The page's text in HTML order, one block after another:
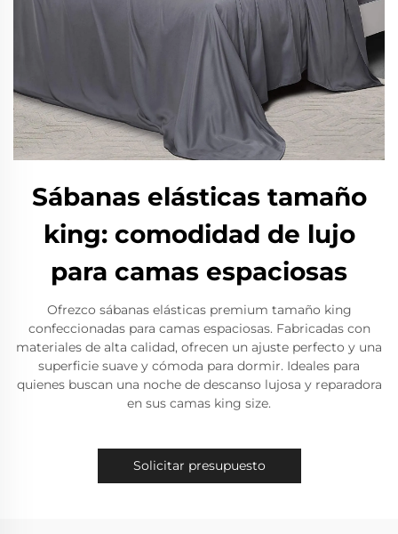
Sábanas elásticas tamaño
king: comodidad de lujo
para camas espaciosas
Ofrezco sábanas elásticas premium tamaño king
confeccionadas para camas espaciosas. Fabricadas con
materiales de alta calidad, ofrecen un ajuste perfecto y una
superficie suave y cómoda para dormir. Ideales para
quienes buscan una noche de descanso lujosa y reparadora
en sus camas king size.
Solicitar presupuesto